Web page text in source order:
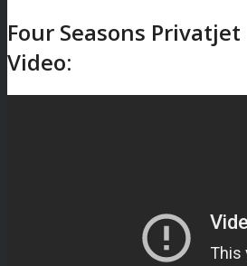
Four Seasons Privatjet
Video: